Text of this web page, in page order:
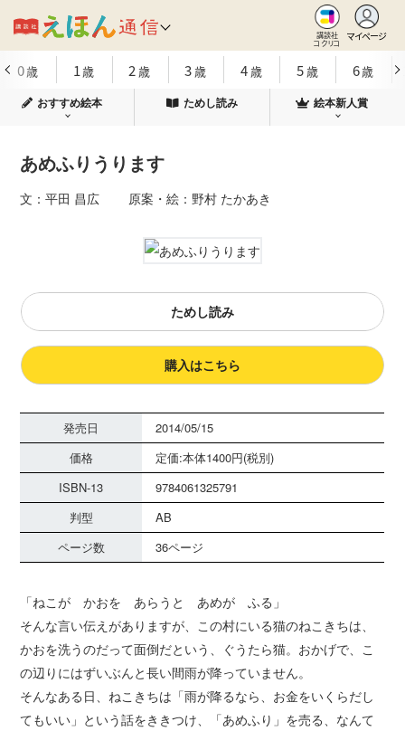
講談社
コクリコ
マイページ
0歳 1歳 2 歳 3歳 4歳 5歳 6歳
おすすめ絵本 ためし読み 絵本新人賞
あめふりうります
文：平田 昌広 原案・絵：野村 たかあき
ためし読み
購入はこちら
発売日
2014/05/15
価格
定価:本体1400円(税別)
ISBN-13
9784061325791
判型
AB
ページ数
36ページ
「ねこが かおを あらうと あめが ふる」
そんな言い伝えがありますが、この村にいる猫のねこきちは、
かおを洗うのだって面倒だという、ぐうたら猫。おかげで、こ
の辺りにはずいぶんと長い間雨が降っていません。
そんなある日、ねこきちは「雨が降るなら、お金をいくらだし
てもいい」という話をききつけ、「あめふり」を売る、なんて